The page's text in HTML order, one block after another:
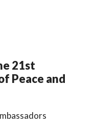
21st
Peace and